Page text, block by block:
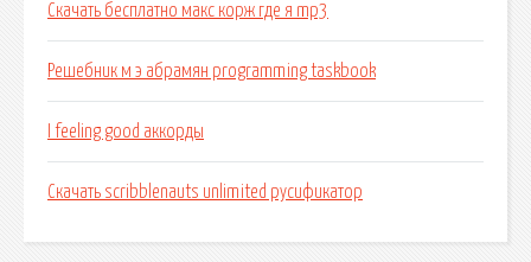
Скачать бесплатно макс корж где я mp3
Решебник м э абрамян programming taskbook
I feeling good аккорды
Скачать scribblenauts unlimited русификатор